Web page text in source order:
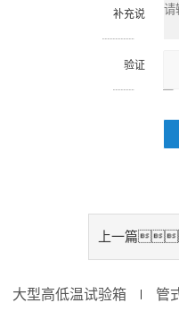
补充说
验证
（
上一篇
大型高低温试验箱 管